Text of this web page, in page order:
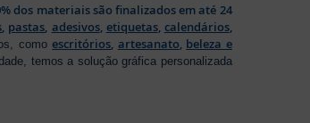
dos materiais são finalizados em até 24
, pastas, adesivos, etiquetas, calendários,
comoescritórios, artesanato, beleza e
temos a solução gráfica personalizada